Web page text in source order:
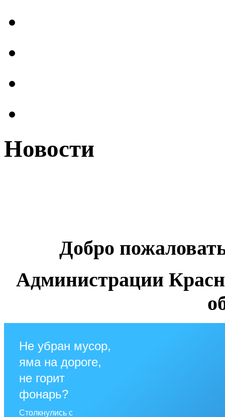
Новости
Добро
Администрации
Не убран мусор,
яма на дороге,
не горит
фонарь?
Столкнулись с